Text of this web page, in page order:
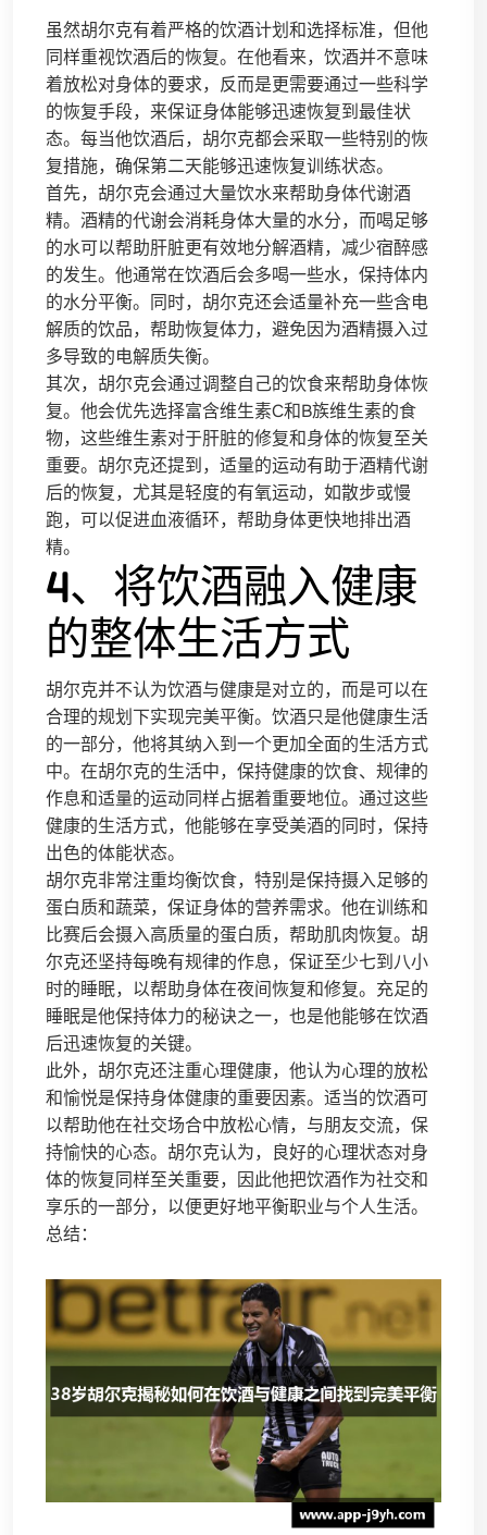
虽然胡尔克有着严格的饮酒计划和选择标准，但他
同样重视饮酒后的恢复。在他看来，饮酒并不意味
着放松对身体的要求，反而是更需要通过一些科学
的恢复手段，来保证身体能够迅速恢复到最佳状
态。每当他饮酒后，胡尔克都会采取一些特别的恢
复措施，确保第二天能够迅速恢复训练状态。
首先，胡尔克会通过大量饮水来帮助身体代谢酒
精。酒精的代谢会消耗身体大量的水分，而喝足够
的水可以帮助肝脏更有效地分解酒精，减少宿醉感
的发生。他通常在饮酒后会多喝一些水，保持体内
的水分平衡。同时，胡尔克还会适量补充一些含电
解质的饮品，帮助恢复体力，避免因为酒精摄入过
多导致的电解质失衡。
其次，胡尔克会通过调整自己的饮食来帮助身体恢
复。他会优先选择富含维生素C和B族维生素的食
物，这些维生素对于肝脏的修复和身体的恢复至关
重要。胡尔克还提到，适量的运动有助于酒精代谢
后的恢复，尤其是轻度的有氧运动，如散步或慢
跑，可以促进血液循环，帮助身体更快地排出酒
精。
4、将饮酒融入健康
的整体生活方式
胡尔克并不认为饮酒与健康是对立的，而是可以在
合理的规划下实现完美平衡。饮酒只是他健康生活
的一部分，他将其纳入到一个更加全面的生活方式
中。在胡尔克的生活中，保持健康的饮食、规律的
作息和适量的运动同样占据着重要地位。通过这些
健康的生活方式，他能够在享受美酒的同时，保持
出色的体能状态。
胡尔克非常注重均衡饮食，特别是保持摄入足够的
蛋白质和蔬菜，保证身体的营养需求。他在训练和
比赛后会摄入高质量的蛋白质，帮助肌肉恢复。胡
尔克还坚持每晚有规律的作息，保证至少七到八小
时的睡眠，以帮助身体在夜间恢复和修复。充足的
睡眠是他保持体力的秘诀之一，也是他能够在饮酒
后迅速恢复的关键。
此外，胡尔克还注重心理健康，他认为心理的放松
和愉悦是保持身体健康的重要因素。适当的饮酒可
以帮助他在社交场合中放松心情，与朋友交流，保
持愉快的心态。胡尔克认为，良好的心理状态对身
体的恢复同样至关重要，因此他把饮酒作为社交和
享乐的一部分，以便更好地平衡职业与个人生活。
总结：